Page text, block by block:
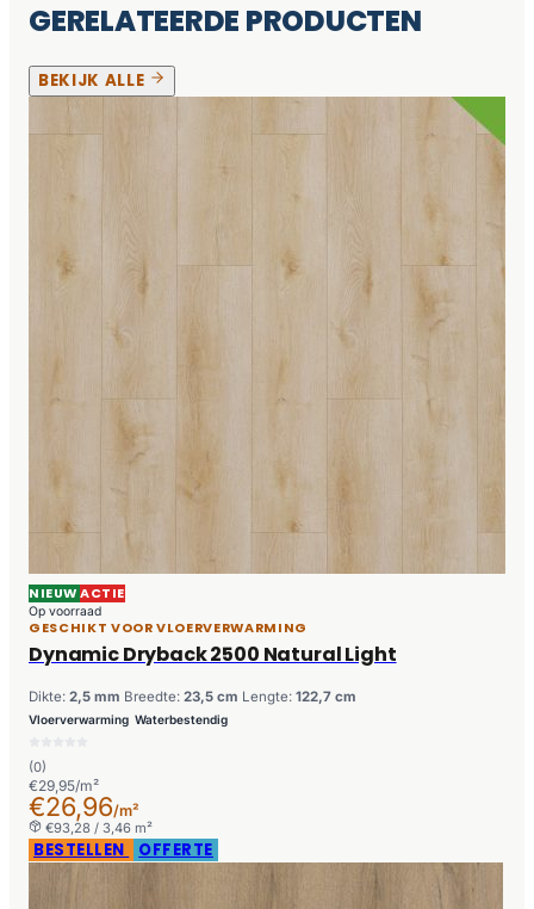
GERELATEERDE PRODUCTEN
BEKIJK ALLE
NIEUWACTIE
Op voorraad
GESCHIKT VOOR VLOERVERWARMING
Dynamic Dryback 2500 Natural Light
Dikte: 2,5 mm Breedte: 23,5 cm Lengte: 122,7 cm
Vloerverwarming Waterbestendig
(0)
€29,95/m²
€26,96/m²
€93,28 / 3,46 m²
BESTELLEN OFFERTE